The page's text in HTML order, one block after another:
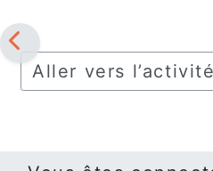
Aller vers l’activité